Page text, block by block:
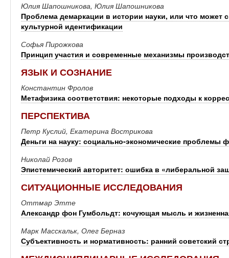
Юлия Шапошникова, Юлия Шапошникова
Проблема демаркации в истории науки, или что может
культурной идентификации
Софья Пирожкова
Принцип участия и современные механизмы
ЯЗЫК И СОЗНАНИЕ
Константин Фролов
Метафизика соответствия: некоторые подходы к
ПЕРСПЕКТИВА
Петр Куслий, Екатерина Вострикова
Деньги на науку: социально-экономические проблемы
Николай Розов
Эпистемический авторитет: ошибка в «либеральной
СИТУАЦИОННЫЕ ИССЛЕДОВАНИЯ
Оттмар Этте
Александр фон Гумбольдт: кочующая мысль и
Марк Масскальк, Олег Берназ
Субъективность и нормативность: ранний советский